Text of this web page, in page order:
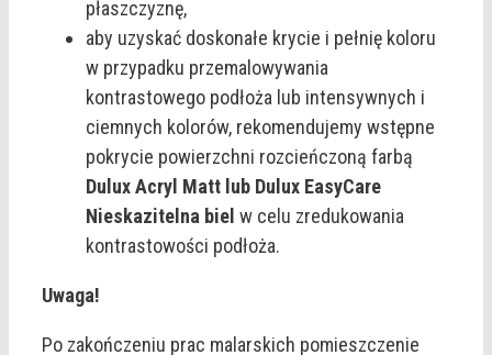
płaszczyznę,
aby uzyskać doskonałe krycie i pełnię koloru
w przypadku przemalowywania
kontrastowego podłoża lub intensywnych i
ciemnych kolorów, rekomendujemy wstępne
pokrycie powierzchni rozcieńczoną farbą
Dulux Acryl Matt lub Dulux EasyCare
Nieskazitelna biel w celu zredukowania
kontrastowości podłoża.
Uwaga!
Po zakończeniu prac malarskich pomieszczenie